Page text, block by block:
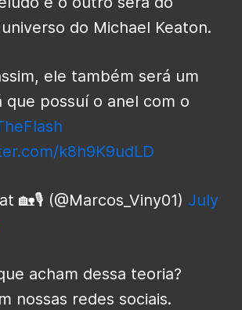
do Michael Keaton.
ele também será um
que possuí o anel com o
k8h9K9udLD
🏡🎙️ (@Marcos_Viny01) July
acham dessa teoria?
nossas redes sociais.